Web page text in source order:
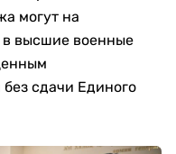
могут на
в высшие военные
сдачи Единого